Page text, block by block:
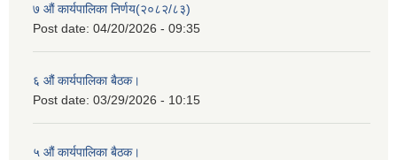
७ औं कार्यपालिका निर्णय(२०८२/८३)
Post date: 04/20/2026 - 09:35
६ औं कार्यपालिका बैठक।
Post date: 03/29/2026 - 10:15
५ औं कार्यपालिका बैठक।